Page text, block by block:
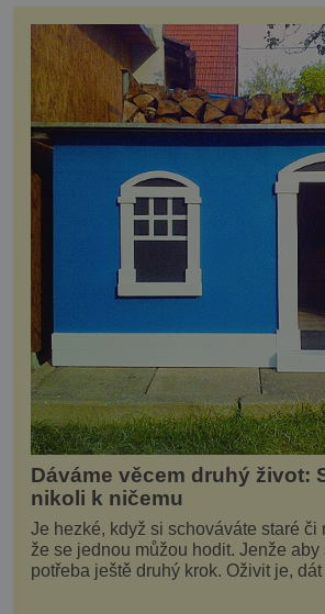
Dáváme věcem druhý život:
nikoli k ničemu
Je hezké, když si schováváte staré či
že se jednou můžou hodit. Jenže aby
potřeba ještě druhý krok. Oživit je,